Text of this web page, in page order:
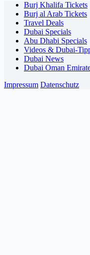
Burj Khalifa Tickets
Burj al Arab Tickets
Travel Deals
Dubai Specials
Abu Dhabi Specials
Videos & Dubai-
Dubai News
Dubai Oman
Impressum Datenschutz